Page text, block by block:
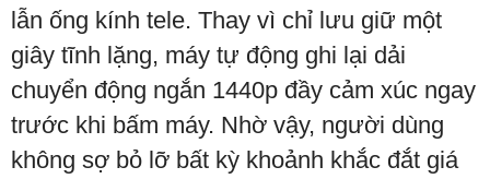
lẫn ống kính tele. Thay vì chỉ lưu giữ một
giây tĩnh lặng, máy tự động ghi lại dải
chuyển động ngắn 1440p đầy cảm xúc ngay
trước khi bấm máy. Nhờ vậy, người dùng
không sợ bỏ lỡ bất kỳ khoảnh khắc đắt giá